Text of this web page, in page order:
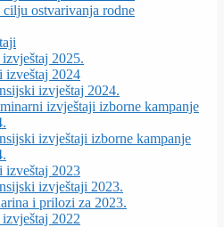
ostvarivanja rodne
2025.
izveštaj 2024
izvještaj 2024.
izvještaji izborne kampanje
izvještaji izborne kampanje
izveštaj 2023
izvještaji 2023.
i prilozi za 2023.
2022